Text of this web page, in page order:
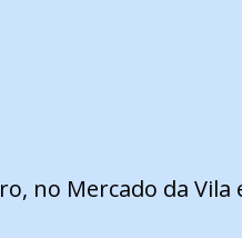
no Mercado da